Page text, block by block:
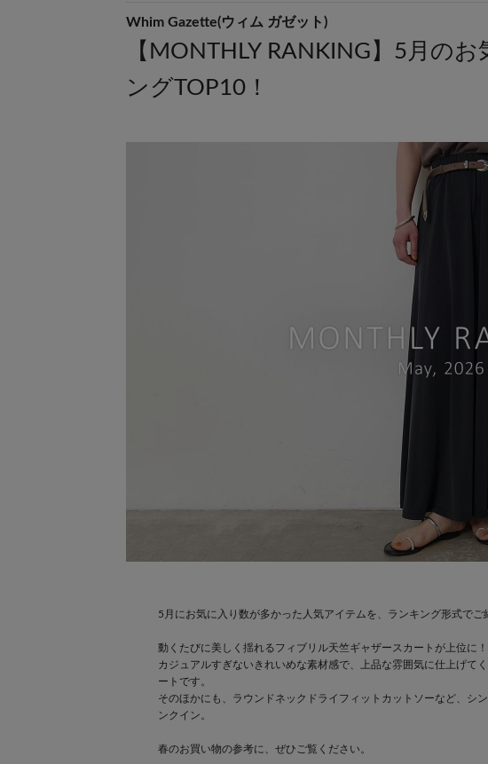
Whim Gazette(ウィム ガゼット)
【MONTHLY RANKING】5月の
ングTOP10！
5月にお気に入り数が多かった人気アイテムを、ランキング形式でご
動くたびに美しく揺れるフィブリル天竺ギャザースカートが上位に！
カジュアルすぎないきれいめな素材感で、上品な雰囲気に仕上げて
ートです。
そのほかにも、ラウンドネックドライフィットカットソーなど、シ
ンクイン。
春のお買い物の参考に、ぜひご覧ください。